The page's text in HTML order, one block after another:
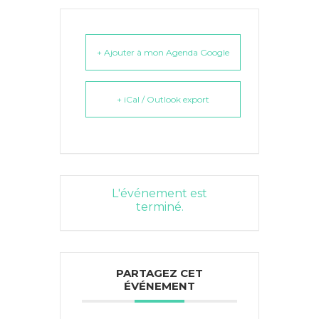
+ Ajouter à mon Agenda Google
+ iCal / Outlook export
L'événement est
terminé.
PARTAGEZ CET
ÉVÉNEMENT